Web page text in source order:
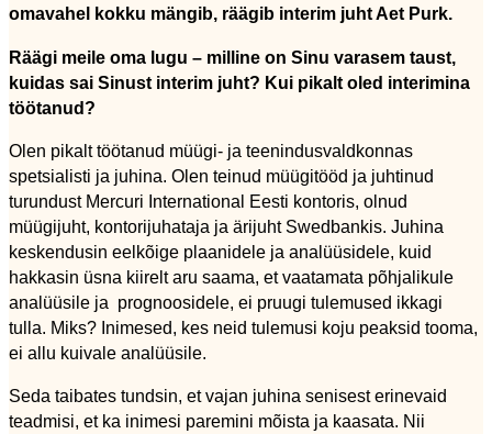
omavahel kokku mängib, räägib interim juht Aet Purk.
Räägi meile oma lugu – milline on Sinu varasem taust,
kuidas sai Sinust interim juht? Kui pikalt oled interimina
töötanud?
Olen pikalt töötanud müügi- ja teenindusvaldkonnas
spetsialisti ja juhina. Olen teinud müügitööd ja juhtinud
turundust Mercuri International Eesti kontoris, olnud
müügijuht, kontorijuhataja ja ärijuht Swedbankis. Juhina
keskendusin eelkõige plaanidele ja analüüsidele, kuid
hakkasin üsna kiirelt aru saama, et vaatamata põhjalikule
analüüsile ja prognoosidele, ei pruugi tulemused ikkagi
tulla. Miks? Inimesed, kes neid tulemusi koju peaksid tooma,
ei allu kuivale analüüsile.
Seda taibates tundsin, et vajan juhina senisest erinevaid
teadmisi, et ka inimesi paremini mõista ja kaasata. Nii